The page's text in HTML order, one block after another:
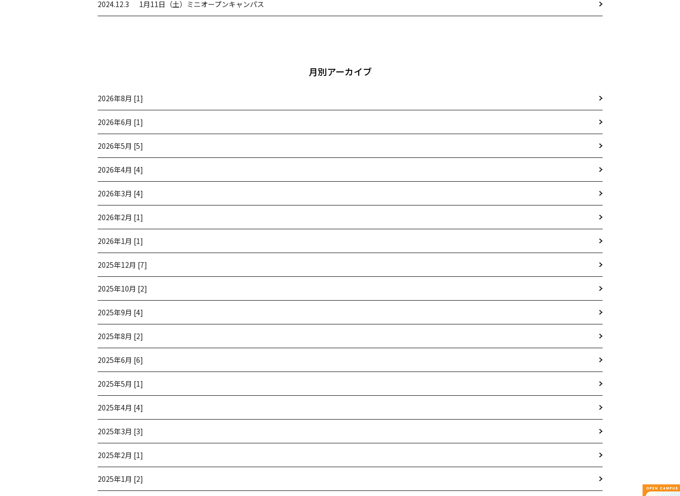
2024.12.3 1月11日（土）ミニオープンキャンパス
月別アーカイブ
2026年8月 [1]
2026年6月 [1]
2026年5月 [5]
2026年4月 [4]
2026年3月 [4]
2026年2月 [1]
2026年1月 [1]
2025年12月 [7]
2025年10月 [2]
2025年9月 [4]
2025年8月 [2]
2025年6月 [6]
2025年5月 [1]
2025年4月 [4]
2025年3月 [3]
2025年2月 [1]
2025年1月 [2]